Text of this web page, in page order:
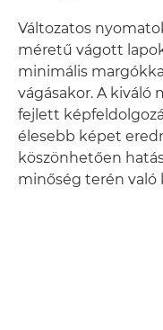
Változatos
méretű vágott
minimális
vágásakor. A
fejlett
élesebb képet
köszönhetően
minőség terén